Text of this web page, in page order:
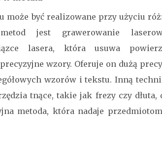
może być realizowane przy użyciu
metod jest grawerowanie
lasera, która usuwa
wzory. Oferuje on dużą
wzorów i tekstu. Inną
tnące, takie jak frezy czy dłuta,
metoda, która nadaje